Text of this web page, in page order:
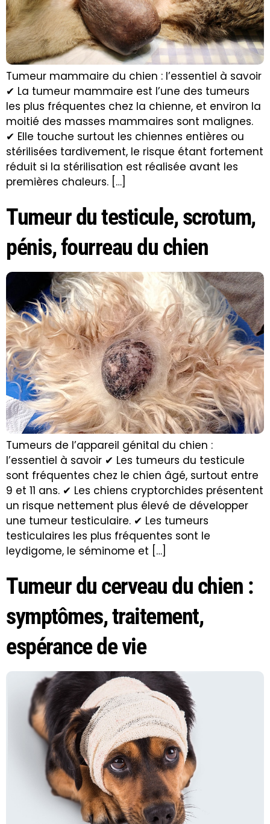
Tumeur mammaire du chien : l’essentiel à savoir
✔ La tumeur mammaire est l’une des tumeurs
les plus fréquentes chez la chienne, et environ la
moitié des masses mammaires sont malignes.
✔ Elle touche surtout les chiennes entières ou
stérilisées tardivement, le risque étant fortement
réduit si la stérilisation est réalisée avant les
premières chaleurs. […]
Tumeur du testicule, scrotum,
pénis, fourreau du chien
Tumeurs de l’appareil génital du chien :
l’essentiel à savoir ✔ Les tumeurs du testicule
sont fréquentes chez le chien âgé, surtout entre
9 et 11 ans. ✔ Les chiens cryptorchides présentent
un risque nettement plus élevé de développer
une tumeur testiculaire. ✔ Les tumeurs
testiculaires les plus fréquentes sont le
leydigome, le séminome et […]
Tumeur du cerveau du chien :
symptômes, traitement,
espérance de vie